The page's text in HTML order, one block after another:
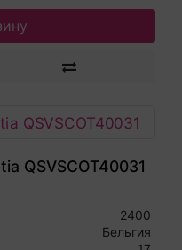
QSVSCOT40031
2400
Бельгия